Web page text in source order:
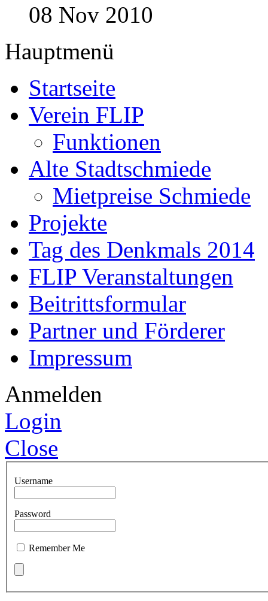
08 Nov 2010
Hauptmenü
Startseite
Verein FLIP
Funktionen
Alte Stadtschmiede
Mietpreise Schmiede
Projekte
Tag des Denkmals 2014
FLIP Veranstaltungen
Beitrittsformular
Partner und Förderer
Impressum
Anmelden
Login
Close
Username
Password
Remember Me